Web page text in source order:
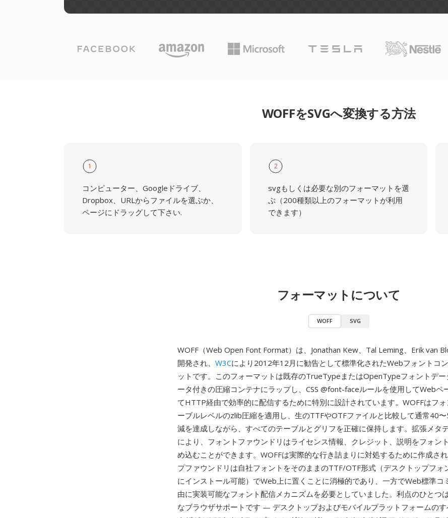
WOFFをSVGへ変換する方法
1
コンピューター、Googleドライブ、
Dropbox、URLからファイルを選ぶか、
ページにドラッグして下さい.
2
svgもしくは必要な別のフォーマットを選
ぶ（200種類以上のフォーマットが利用
できます）
フォーマットについて
WOFF SVG
WOFF（Web Open Font Format）は、Jonathan Kew、Tal Leming、Erik van
開発され、 W3Cにより2012年12月に勧告として標準化されたWebフォントコ
ットです。このフォーマットは既存のTrueTypeまたはOpenTypeフォントデ
ータ付きの圧縮コンテナにラップし、CSS @font-faceルールを使用してWebペ
てHTTP経由で効率的に配信するために特別に設計されています。WOFFはフ
ーブルレベルのzlib圧縮を適用し、生のTTFやOTFファイルと比較して通常40
減を達成しながら、すべてのテーブルとグリフを正確に保持します。拡張メタ
により、フォントファウンドリはライセンス情報、クレジット、説明をフォン
め込むことができます。WOFFは実際的な行き詰まりに対処するために作成さ
プファウンドリは自社フォントをそのままのTTF/OTF形式（デスクトップフォ
にインストール可能）でWeb上に置くことに消極的であり、一方でWeb標準コ
由に実装可能なフォント配信メカニズムを必要としていました。利点のひとつ
なブラウザサポートです — デスクトップおよびモバイルプラットフォームのす